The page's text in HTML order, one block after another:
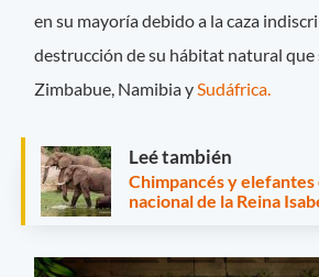
en su mayoría debido a la caza
destrucción de su hábitat natural que
Zimbabue, Namibia ySudáfrica.
Leé también
Chimpancés y elefantes
nacional de la Reina